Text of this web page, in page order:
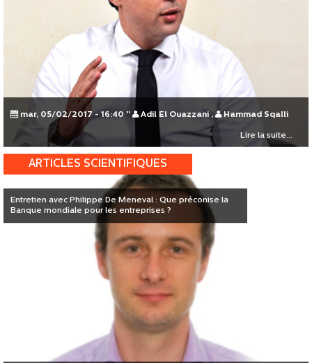
mar, 05/02/2017 - 16:40 " Adil El Ouazzani , Hammad Sqalli
Lire la suite...
Entretien avec Philippe De Meneval : Que préconise la
Banque mondiale pour les entreprises ?
ARTICLES SCIENTIFIQUES